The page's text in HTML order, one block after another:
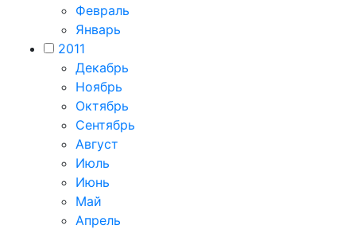
Февраль
Январь
2011
Декабрь
Ноябрь
Октябрь
Сентябрь
Август
Июль
Июнь
Май
Апрель